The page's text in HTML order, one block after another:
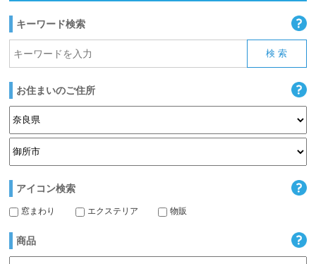
キーワード検索
お住まいのご住所
アイコン検索
窓まわり エクステリア 物販
商品